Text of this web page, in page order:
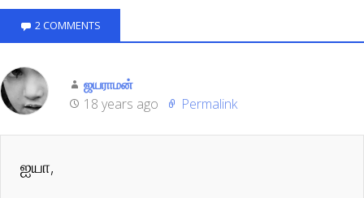
2 COMMENTS
ஜயராமன்
18 years ago
Permalink
ஐயா,